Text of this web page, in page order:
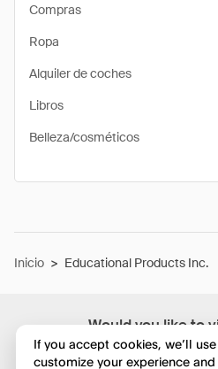
Would you like to
in
Compras
Ropa
Alquiler de coches
Libros
Belleza/cosméticos
Inicio > Educational Products Inc.
If you accept cookies, we’ll
customize your experience